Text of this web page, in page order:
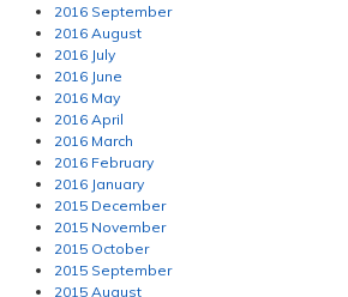
2016 September
2016 August
2016 July
2016 June
2016 May
2016 April
2016 March
2016 February
2016 January
2015 December
2015 November
2015 October
2015 September
2015 August